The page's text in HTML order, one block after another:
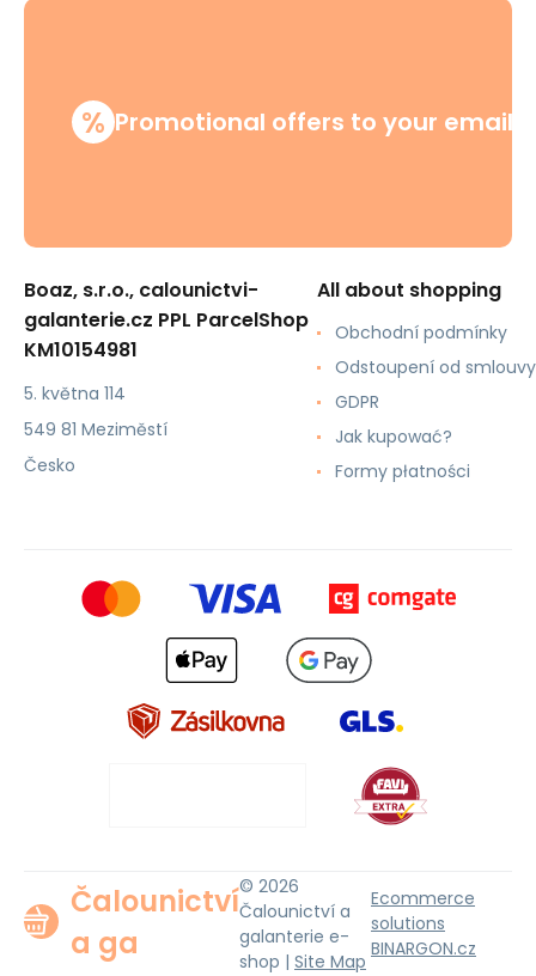
% Promotional offers to your email
Boaz, s.r.o., calounictvi-
galanterie.cz PPL ParcelShop
KM10154981
5. května 114
549 81 Meziměstí
Česko
All about shopping
Obchodní podmínky
Odstoupení od smlouvy
GDPR
Jak kupować?
Formy płatności
Čalounictví
a ga
© 2026
Čalounictví a
galanterie e-
shop | Site Map
Ecommerce
solutions
BINARGON.cz